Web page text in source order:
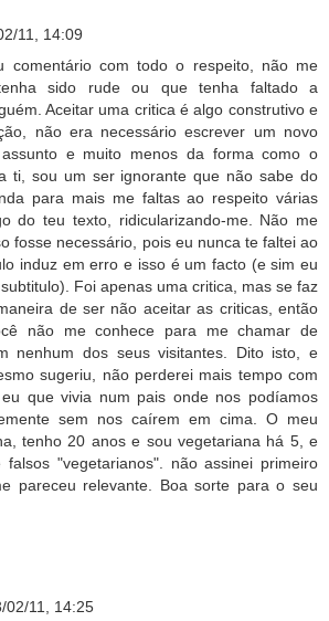
11, 14:09
comentário com todo o respeito, não me
sido rude ou que tenha faltado a
Aceitar uma critica é algo construtivo e
não era necessário escrever um novo
e muito menos da forma como o
ti, sou um ser ignorante que não sabe do
para mais me faltas ao respeito várias
do teu texto, ridicularizando-me. Não me
fosse necessário, pois eu nunca te faltei ao
induz em erro e isso é um facto (e sim eu
Foi apenas uma critica, mas se faz
de ser não aceitar as criticas, então
não me conhece para me chamar de
nenhum dos seus visitantes. Dito isto, e
sugeriu, não perderei mais tempo com
que vivia num pais onde nos podíamos
sem nos caírem em cima. O meu
tenho 20 anos e sou vegetariana há 5, e
"vegetarianos". não assinei primeiro
pareceu relevante. Boa sorte para o seu
02/11, 14:25